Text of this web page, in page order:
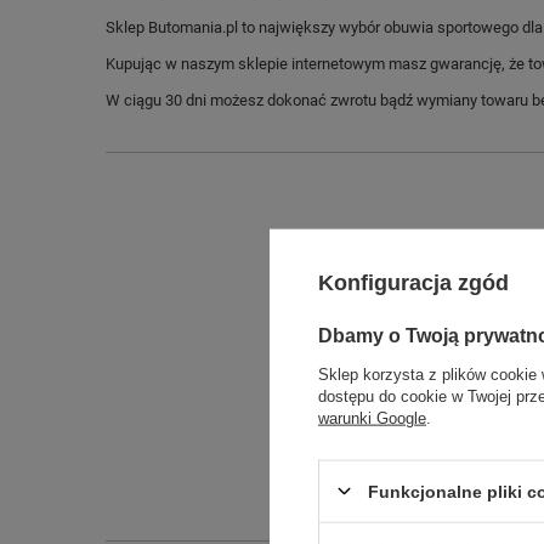
Sklep Butomania.pl to największy wybór obuwia sportowego
Kupując w naszym sklepie internetowym masz gwarancję, że
W ciągu 30 dni możesz dokonać zwrotu bądź wymiany towaru
Konfiguracja zgód
Dbamy o Twoją
Sklep korzysta z plików cookie
dostępu do cookie w Twojej
warunki Google
Funkcjonalne pliki